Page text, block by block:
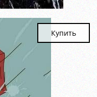
Купить